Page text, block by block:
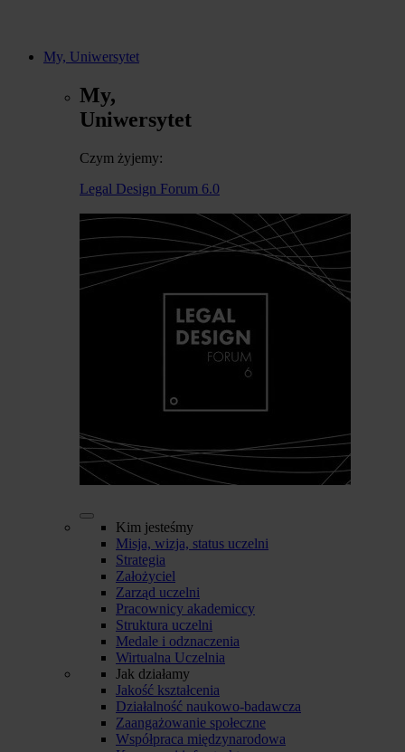
My, Uniwersytet
My,
Uniwersytet
Czym żyjemy:
Legal Design Forum 6.0
Kim jesteśmy
Misja, wizja, status uczelni
Strategia
Założyciel
Zarząd uczelni
Pracownicy akademiccy
Struktura uczelni
Medale i odznaczenia
Wirtualna Uczelnia
Jak działamy
Jakość kształcenia
Działalność naukowo-badawcza
Zaangażowanie społeczne
Współpraca międzynarodowa